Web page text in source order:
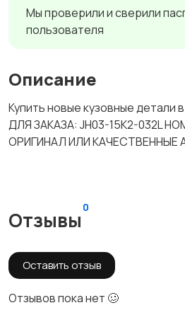
Мы проверили и сверили
пользователя
Описание
Купить новые кузовные
ДЛЯ ЗАКАЗА: JH03-15K2-032L
ОРИГИНАЛ ИЛИ
Отзывы
0
Оставить отзыв
Отзывов пока нет 🥴